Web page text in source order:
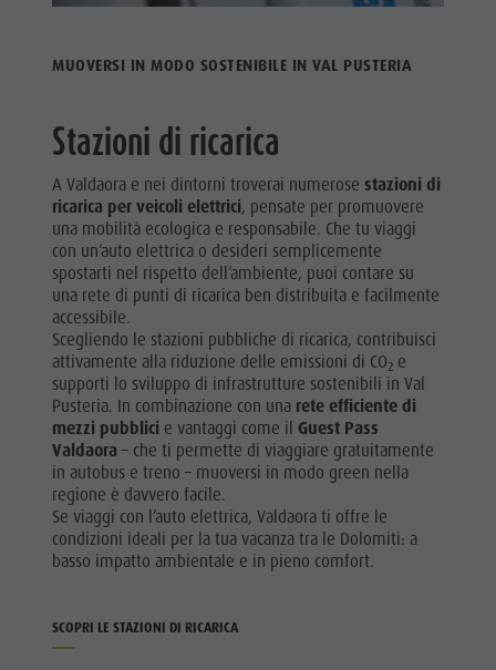
MUOVERSI IN MODO SOSTENIBILE IN VAL PUSTERIA
Stazioni di ricarica
A Valdaora e nei dintorni troverai numerosestazioni di
ricarica per veicoli elettrici, pensate per promuovere
una mobilità ecologica e responsabile. Che tu viaggi
con un’auto elettrica o desideri semplicemente
spostarti nel rispetto dell’ambiente, puoi contare su
una rete di punti di ricarica ben distribuita e facilmente
accessibile.
Scegliendo le stazioni pubbliche di ricarica, contribuisci
attivamente alla riduzione delle emissioni di CO2 e
supporti lo sviluppo di infrastrutture sostenibili in Val
Pusteria. In combinazione con una rete efficiente di
mezzi pubblici e vantaggi come il Guest Pass
Valdaora – che ti permette di viaggiare gratuitamente
in autobus e treno – muoversi in modo green nella
regione è davvero facile.
Se viaggi con l’auto elettrica, Valdaora ti offre le
condizioni ideali per la tua vacanza tra le Dolomiti: a
basso impatto ambientale e in pieno comfort.
SCOPRI LE STAZIONI DI RICARICA